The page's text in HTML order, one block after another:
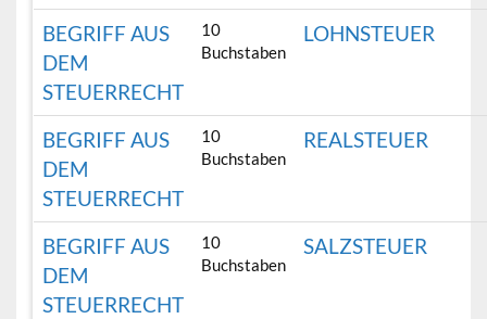
BEGRIFF AUS
DEM
STEUERRECHT
10
Buchstaben
LOHNSTEUER
BEGRIFF AUS
DEM
STEUERRECHT
10
Buchstaben
REALSTEUER
BEGRIFF AUS
DEM
STEUERRECHT
10
Buchstaben
SALZSTEUER